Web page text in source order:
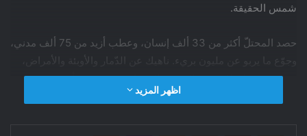
شمس الحقيقة.
حصد
المحتلّ أكثر من 33 ألف إنسان، وعطب أزيد من 75 ألف مدني،
وجوّع ما يربو عن مليون بريء. ناهيك عن الدّمار والأوبئة والأمراض،
بحيث لم يسلم لا شجر ولا حجر ولا حيوان. وبعد سبعة أشهر من
الخراب، راسل أحد المسلمين المحتلّ قائلا: ” قاصفنا العزيز، خذ
اظهر المزيد